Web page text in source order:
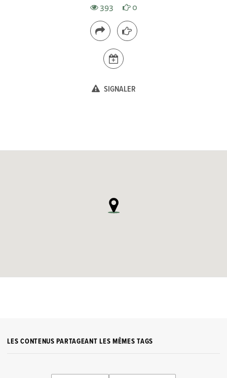
393 0
SIGNALER
LES CONTENUS PARTAGEANT LES MÊMES TAGS